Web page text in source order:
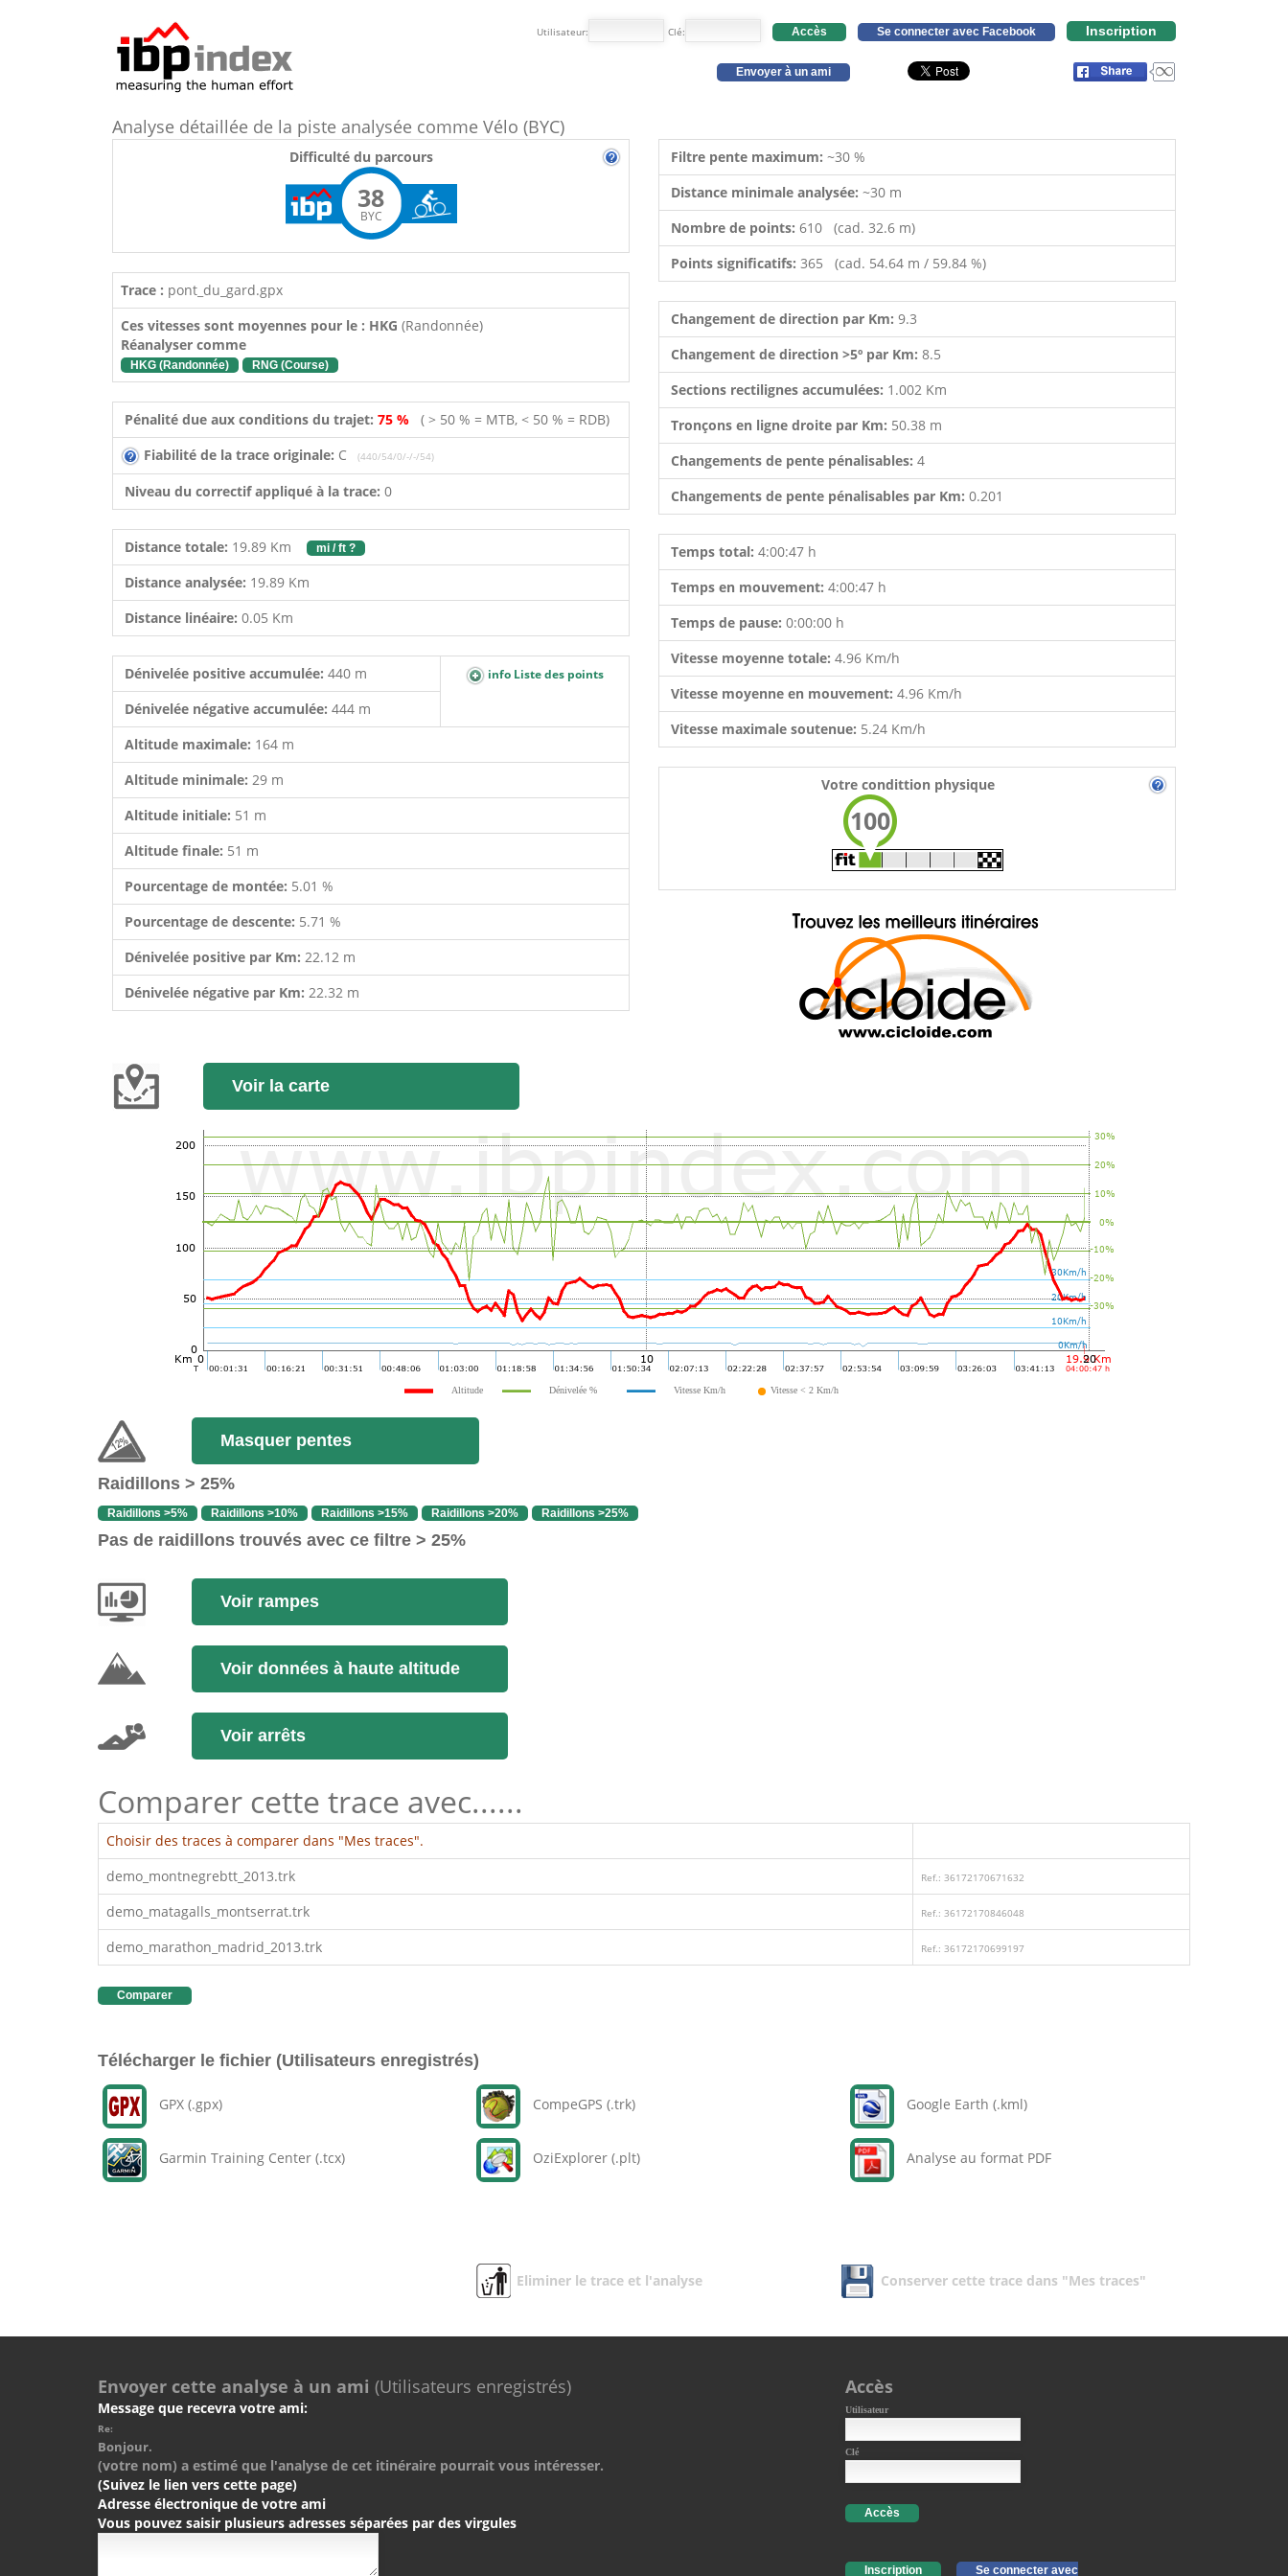
Utilisateur: Clé: Accès Se connecter avec Facebook Inscription
Envoyer à un ami
Analyse détaillée de la piste analysée comme Vélo (BYC)
Difficulté du parcours
38
BYC
Trace : pont_du_gard.gpx
Ces vitesses sont moyennes pour le : HKG (Randonnée)
Réanalyser comme
HKG (Randonnée) RNG (Course)
Pénalité due aux conditions du trajet: 75 % ( > 50 % = MTB, < 50 % = RDB)
Fiabilité de la trace originale: C (440/54/0/-/-/54)
Niveau du correctif appliqué à la trace: 0
Distance totale: 19.89 Km mi / ft ?
Distance analysée: 19.89 Km
Distance linéaire: 0.05 Km
Dénivelée positive accumulée: 440 m info Liste des points
Dénivelée négative accumulée: 444 m
Altitude maximale: 164 m
Altitude minimale: 29 m
Altitude initiale: 51 m
Altitude finale: 51 m
Pourcentage de montée: 5.01 %
Pourcentage de descente: 5.71 %
Dénivelée positive par Km: 22.12 m
Dénivelée négative par Km: 22.32 m
Filtre pente maximum: ~30 %
Distance minimale analysée: ~30 m
Nombre de points: 610 (cad. 32.6 m)
Points significatifs: 365 (cad. 54.64 m / 59.84 %)
Changement de direction par Km: 9.3
Changement de direction >5º par Km: 8.5
Sections rectilignes accumulées: 1.002 Km
Tronçons en ligne droite par Km: 50.38 m
Changements de pente pénalisables: 4
Changements de pente pénalisables par Km: 0.201
Temps total: 4:00:47 h
Temps en mouvement: 4:00:47 h
Temps de pause: 0:00:00 h
Vitesse moyenne totale: 4.96 Km/h
Vitesse moyenne en mouvement: 4.96 Km/h
Vitesse maximale soutenue: 5.24 Km/h
Votre condittion physique
100
Voir la carte
Altitude Dénivelée % Vitesse Km/h Vitesse < 2 Km/h
Masquer pentes
Raidillons > 25%
Raidillons >5% Raidillons >10% Raidillons >15% Raidillons >20% Raidillons >25%
Pas de raidillons trouvés avec ce filtre > 25%
Voir rampes
Voir données à haute altitude
Voir arrêts
Comparer cette trace avec......
Choisir des traces à comparer dans "Mes traces".
demo_montnegrebtt_2013.trk
Ref.: 36172170671632
demo_matagalls_montserrat.trk Ref.: 36172170846048
demo_marathon_madrid_2013.trk Ref.: 36172170699197
Comparer
Télécharger le fichier (Utilisateurs enregistrés)
GPX (.gpx)
Garmin Training Center (.tcx)
CompeGPS (.trk)
OziExplorer (.plt)
Google Earth (.kml)
Analyse au format PDF
Eliminer le trace et l'analyse Conserver cette trace dans "Mes traces"
Envoyer cette analyse à un ami (Utilisateurs enregistrés)
Message que recevra votre ami:
Re:
Bonjour.
(votre nom) a estimé que l'analyse de cet itinéraire pourrait vous intéresser.
(Suivez le lien vers cette page)
Adresse électronique de votre ami
Vous pouvez saisir plusieurs adresses séparées par des virgules
Accès
Utilisateur
Clé
Accès
Inscription Se connecter avec